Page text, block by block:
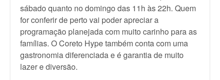
sábado quanto no domingo das 11h às 22h. Quem
for conferir de perto vai poder apreciar a
programação planejada com muito carinho para as
famílias. O Coreto Hype também conta com uma
gastronomia diferenciada e é garantia de muito
lazer e diversão.